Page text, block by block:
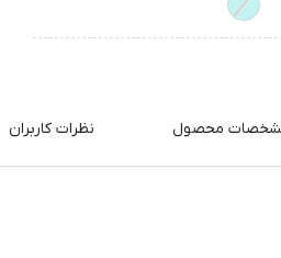
محصول نظرات کاربران